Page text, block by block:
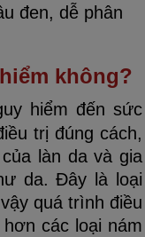
đen, dễ phân
không?
hiểm đến sức
trị đúng cách,
làn da và gia
da. Đây là loại
quá trình điều
các loại nám